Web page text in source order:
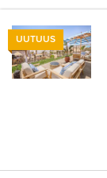
UUTUUS